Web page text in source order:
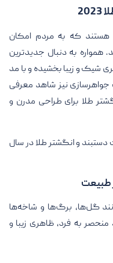
هستند که به مردم امکان
همواره به دنبال جدیدترین
شیک و زیبا بخشیده و با مد
در سال 2023، صنعت جواهرسازی نیز شاهد معرفی
طلا برای طراحی مدرن و
ست دستبند و انگشتر طلا در سال
گل‌ها، برگ‌ها و شاخه‌ها
به فرد، ظاهری زیبا و